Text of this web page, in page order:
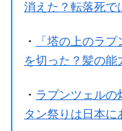
消えた？転落死で
・
「塔の上のラ
を切った？髪の能
・ ラプンツェルの
タン祭りは日本に